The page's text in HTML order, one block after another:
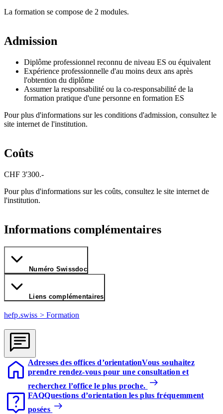
La formation se compose de 2 modules.
Admission
Diplôme professionnel reconnu de niveau ES ou équivalent
Expérience professionnelle d'au moins deux ans après
l'obtention du diplôme
Assumer la responsabilité ou la co-responsabilité de la
formation pratique d'une personne en formation ES
Pour plus d'informations sur les conditions d'admission, consultez le
site internet de l'institution.
Coûts
CHF 3'300.-
Pour plus d'informations sur les coûts, consultez le site internet de
l'institution.
Informations complémentaires
Numéro Swissdoc
Liens complémentaires
hefp.swiss > Formation
Adresses des offices d’orientationVous souhaitez
prendre rendez-vous pour une consultation et
recherchez l’office le plus proche.
FAQQuestions d’orientation les plus fréquemment
posées